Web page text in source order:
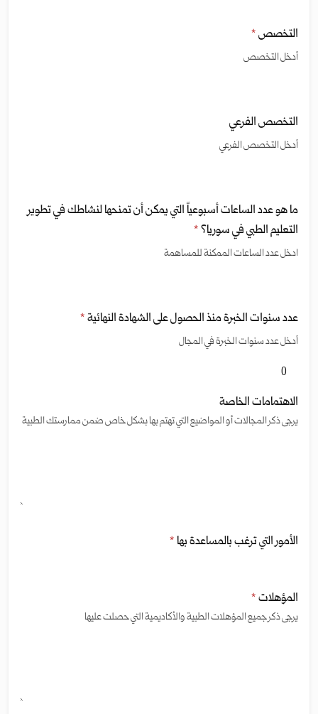
التخصص*
أدخل التخصص
التخصص الفرعي
أدخل التخصص الفرعي
ما هو عدد الساعات أسبوعياً التي يمكن أن تمنحها لنشاطك في تطوير
التعليم الطبي في سوريا؟*
ادخل عدد الساعات الممكنة للمساهمة
عدد سنوات الخبرة منذ الحصول على الشهادة النهائية*
أدخل عدد سنوات الخبرة في المجال
الاهتمامات الخاصة
يرجى ذكر المجالات أو المواضيع التي تهتم بها بشكل خاص ضمن ممارستك الطبية
الأمور التي ترغب بالمساعدة بها *
المؤهلات*
يرجى ذكر جميع المؤهلات الطبية والأكاديمية التي حصلت عليها